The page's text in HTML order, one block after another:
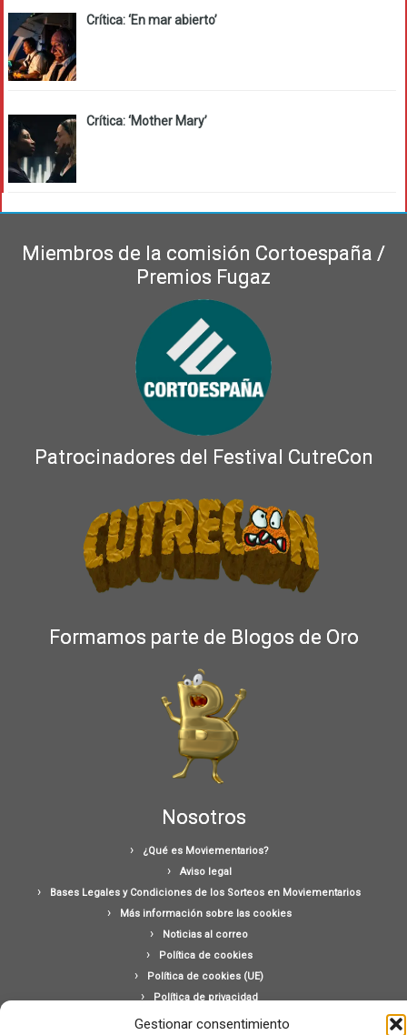
Gestionar consentimiento
Crítica: ‘En mar abierto’
Crítica: ‘Mother Mary’
Miembros de la comisión Cortoespaña /
Premios Fugaz
Patrocinadores del Festival CutreCon
Formamos parte de Blogos de Oro
Nosotros
¿Qué es Moviementarios?
Aviso legal
Bases Legales y Condiciones de los Sorteos en Moviementarios
Más información sobre las cookies
Noticias al correo
Política de cookies
Política de cookies (UE)
Política de privacidad
Ponte en contacto con nosotros